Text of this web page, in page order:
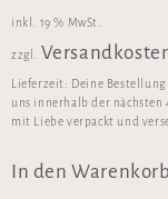
inkl. 19 % MwSt.
zzgl.
Lieferzeit: Deine
uns innerhalb der nächsten
mit Liebe verpackt und
In den Warenkorb